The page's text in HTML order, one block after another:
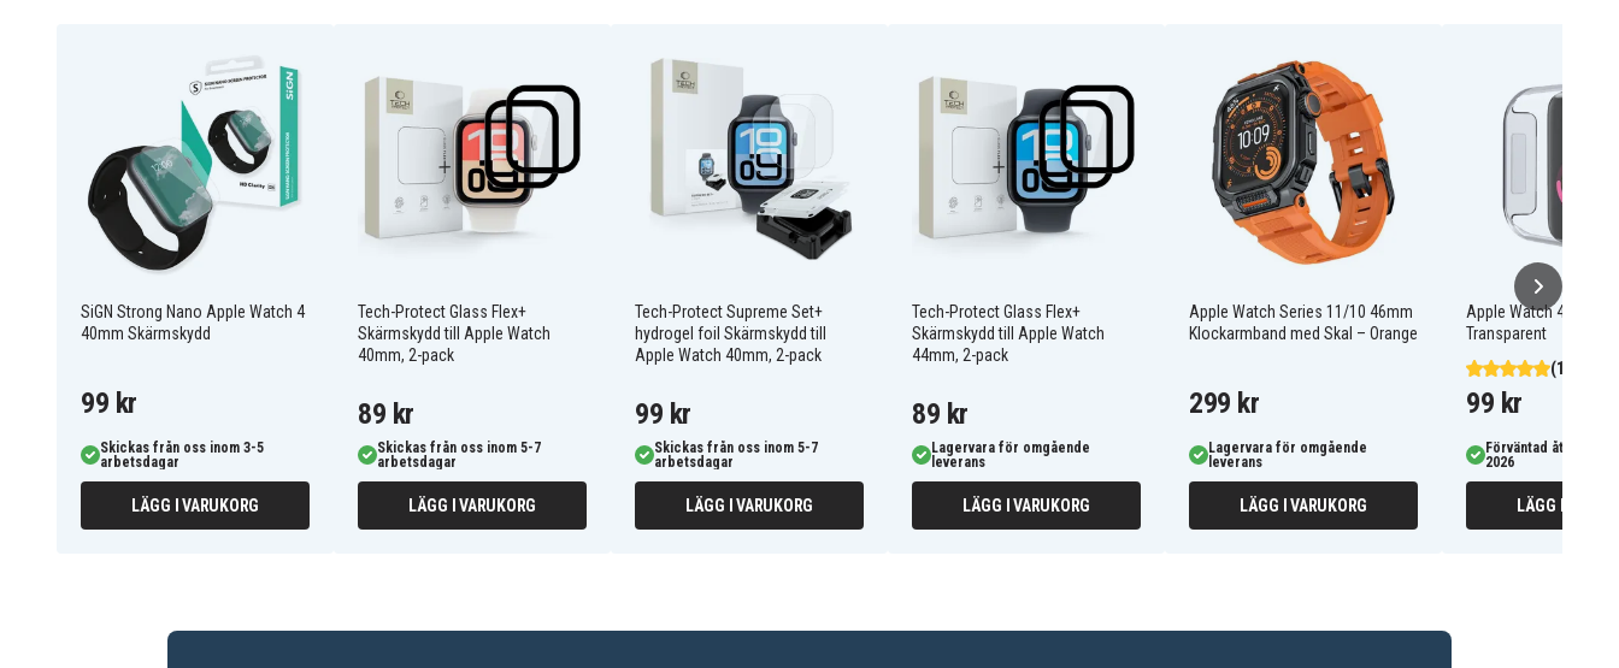
Enkel applicering med verktyg
Skärmskyddet är väldigt enkelt att applicera med bubbelfri installation.
Tillsammans med skärmskyddet följer ett monteringsverktyg som hjälper dig att
smidigt applicera skyddet på skärmen. Verktyget hjälper dig även att felfritt fästa
skyddet på plats.
Kompatibelt med fingeravtryck
Skärmskyddet fungerar väl med fingeravtryckssensorn. Detta innebär att du som
har fingeravtryck lås på mobilen kan enkelt låsa upp mobilen som vanligt.
Kompatibel med: Apple Watch SE 2022/2020 40mm
Material: Plastfilm
Förpackning innehåller: Skärmskydd & Monteringsverktyg
SiGN Strong Nano Apple Watch 4
40mm Skärmskydd
99 kr
Skickas från oss inom 3-5
arbetsdagar
LÄGG I VARUKORG
Tech-Protect Glass Flex+
Skärmskydd till Apple Watch
40mm, 2-pack
89 kr
Skickas från oss inom 5-7
arbetsdagar
LÄGG I VARUKORG
Tech-Protect Supreme Set+
hydrogel foil Skärmskydd till
Apple Watch 40mm, 2-pack
99 kr
Skickas från oss inom 5-7
arbetsdagar
LÄGG I VARUKORG
Tech-Protect Glass Flex+
Skärmskydd till Apple Watch
44mm, 2-pack
89 kr
Lagervara för omgående
leverans
LÄGG I VARUKORG
Apple Watch Series 11/10 46mm
Klockarmband med Skal – Orange
299 kr
Lagervara för omgående
leverans
LÄGG I VARUKORG
Apple Watch 4 40mm
Transparent
(1)
99 kr
Förväntad åter i
2026
LÄGG I